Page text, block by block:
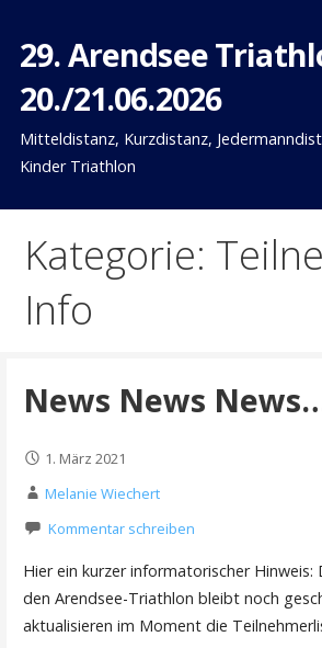
Inhalt
springen
29. Arendsee
20./21.06.2026
Mitteldistanz, Kurzdistanz,
Kinder Triathlon
Kategorie:
Info
News News
1. März 2021
Melanie Wiechert
Kommentar schreiben
Hier ein kurzer informatorischer Hinweis:
den Arendsee-Triathlon bleibt noch
aktualisieren im Moment die